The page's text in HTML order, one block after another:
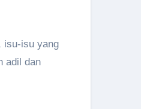
isu-isu yang
adil dan